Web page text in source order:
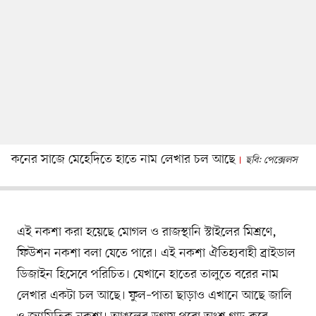
কনের সাজে মেহেদিতে হাতে নাম লেখার চল আছে ছবি: পেক্সেলস
এই নকশা করা হয়েছে মোগল ও রাজস্থানি স্টাইলের মিশ্রণে,
ফিউশন নকশা বলা যেতে পারে। এই নকশা ঐতিহ্যবাহী ব্রাইডাল
ডিজাইন হিসেবে পরিচিত। যেখানে হাতের তালুতে বরের নাম
লেখার একটা চল আছে। ফুল–পাতা ছাড়াও এখানে আছে জালি